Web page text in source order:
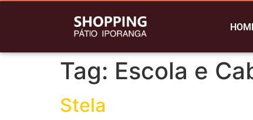
Tag: Escola e
Stela